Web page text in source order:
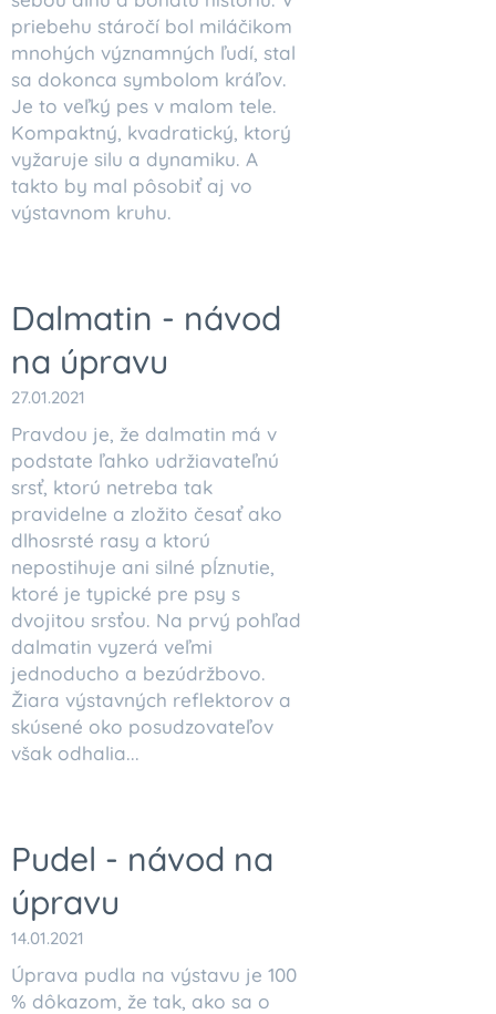
priebehu stáročí bol miláčikom
mnohých významných ľudí, stal
sa dokonca symbolom kráľov.
Je to veľký pes v malom tele.
Kompaktný, kvadratický, ktorý
vyžaruje silu a dynamiku. A
takto by mal pôsobiť aj vo
výstavnom kruhu.
Dalmatin - návod
na úpravu
27.01.2021
Pravdou je, že dalmatin má v
podstate ľahko udržiavateľnú
srsť, ktorú netreba tak
pravidelne a zložito česať ako
dlhosrsté rasy a ktorú
nepostihuje ani silné pĺznutie,
ktoré je typické pre psy s
dvojitou srsťou. Na prvý pohľad
dalmatin vyzerá veľmi
jednoducho a bezúdržbovo.
Žiara výstavných reflektorov a
skúsené oko posudzovateľov
však odhalia...
Pudel - návod na
úpravu
14.01.2021
Úprava pudla na výstavu je 100
% dôkazom, že tak, ako sa o